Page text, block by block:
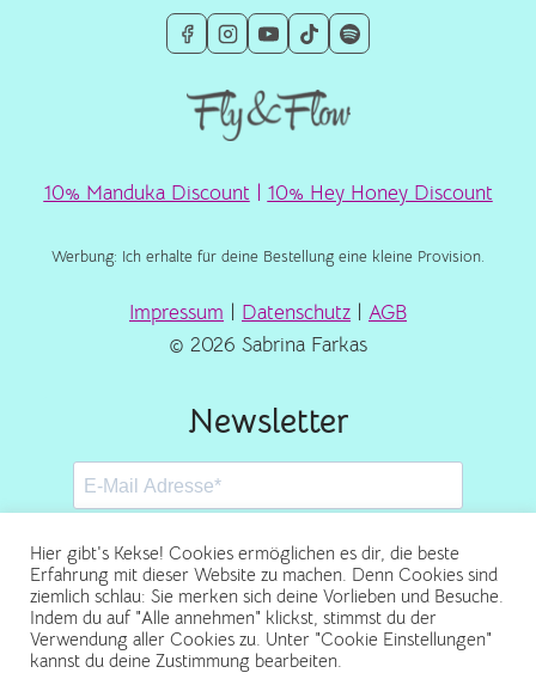
10% Manduka Discount 10% Hey Honey Discount
Werbung: Ich erhalte für deine Bestellung eine kleine Provision.
Impressum Datenschutz
AGB
© 2026 Sabrina Farkas
Newsletter
Abonnieren
Hier gibt's Kekse! Cookies ermöglichen es dir, die beste
Erfahrung mit dieser Website zu machen. Denn Cookies sind
ziemlich schlau: Sie merken sich deine Vorlieben und Besuche.
Indem du auf "Alle annehmen" klickst, stimmst du der
Verwendung aller Cookies zu. Unter "Cookie Einstellungen"
kannst du deine Zustimmung bearbeiten.